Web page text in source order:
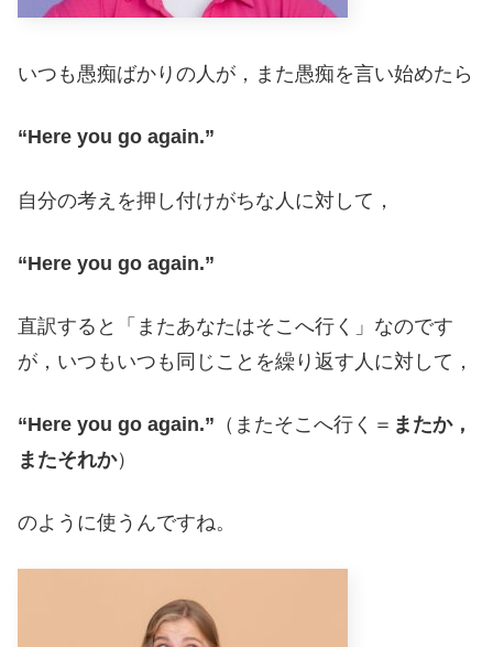
いつも愚痴ばかりの人が，また愚痴を言い始めたら
“Here you go again.”
自分の考えを押し付けがちな人に対して，
“Here you go again.”
直訳すると「またあなたはそこへ行く」なのです
が，いつもいつも同じことを繰り返す人に対して，
“Here you go again.” （またそこへ行く＝ またか，
またそれか）
のように使うんですね。